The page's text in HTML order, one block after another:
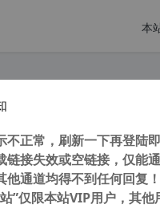
本
作 AutoPlay Menu Builder
： 转载自cnorg.12hp.de 注
问高峰期...
不正常，刷新一下再登陆
链接失效或空链接，仅能
他通道均得不到任何回复
”仅限本站VIP用户，其